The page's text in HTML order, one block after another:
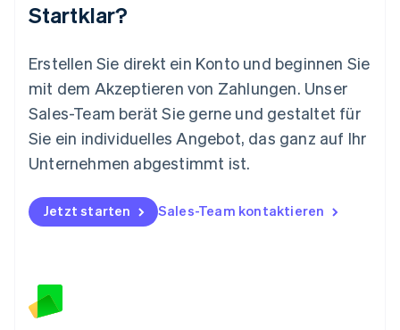
Startklar?
Erstellen Sie direkt ein Konto und beginnen Sie
mit dem Akzeptieren von Zahlungen. Unser
Sales-Team berät Sie gerne und gestaltet für
Sie ein individuelles Angebot, das ganz auf Ihr
Unternehmen abgestimmt ist.
Jetzt starten Sales-Team kontaktieren
Español English
Niederlande
NederlandsEnglish
English
Österreich
Deutsch
Polen
Portugal
PortuguêsEnglish
Schweden
Schweiz